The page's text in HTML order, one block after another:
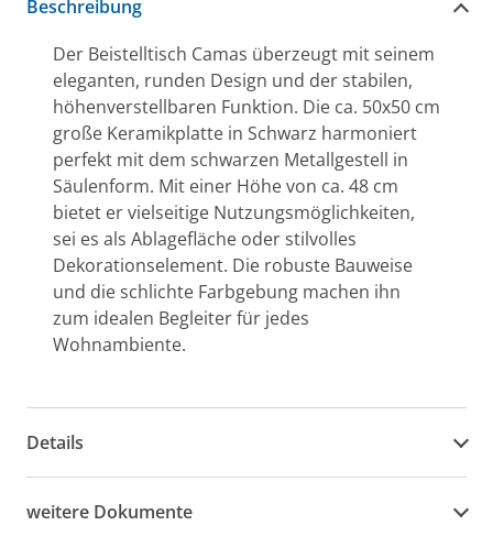
Beschreibung
Der Beistelltisch Camas überzeugt mit seinem
eleganten, runden Design und der stabilen,
höhenverstellbaren Funktion. Die ca. 50x50 cm
große Keramikplatte in Schwarz harmoniert
perfekt mit dem schwarzen Metallgestell in
Säulenform. Mit einer Höhe von ca. 48 cm
bietet er vielseitige Nutzungsmöglichkeiten,
sei es als Ablagefläche oder stilvolles
Dekorationselement. Die robuste Bauweise
und die schlichte Farbgebung machen ihn
zum idealen Begleiter für jedes
Wohnambiente.
Details
weitere Dokumente